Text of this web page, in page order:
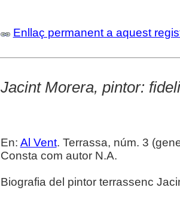
Enllaç permanent a aquest
Jacint Morera, pintor:
En: Al Vent. Terrassa, núm. 3
Consta com autor N.A.
Biografia del pintor terrassenc